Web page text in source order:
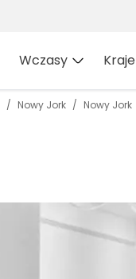
Wczasy Kraje
Nowy Jork Nowy Jork